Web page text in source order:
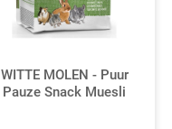
WITTE MOLEN - Puur
Pauze Snack Muesli